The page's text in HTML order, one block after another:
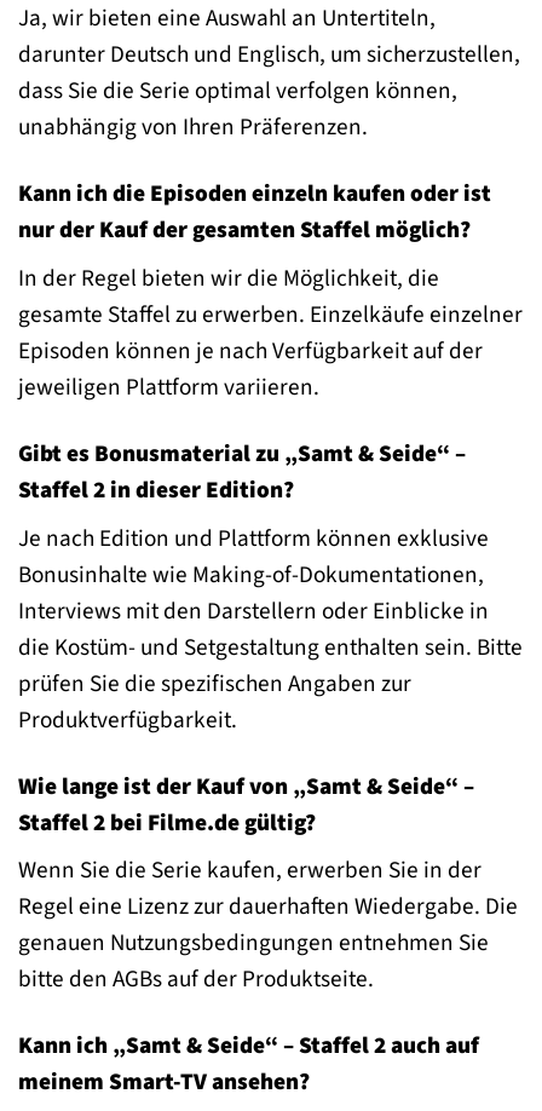
Ja, wir bieten eine Auswahl an Untertiteln,
darunter Deutsch und Englisch, um sicherzustellen,
dass Sie die Serie optimal verfolgen können,
unabhängig von Ihren Präferenzen.
Kann ich die Episoden einzeln kaufen oder ist
nur der Kauf der gesamten Staffel möglich?
In der Regel bieten wir die Möglichkeit, die
gesamte Staffel zu erwerben. Einzelkäufe einzelner
Episoden können je nach Verfügbarkeit auf der
jeweiligen Plattform variieren.
Gibt es Bonusmaterial zu „Samt & Seide“ –
Staffel 2 in dieser Edition?
Je nach Edition und Plattform können exklusive
Bonusinhalte wie Making-of-Dokumentationen,
Interviews mit den Darstellern oder Einblicke in
die Kostüm- und Setgestaltung enthalten sein. Bitte
prüfen Sie die spezifischen Angaben zur
Produktverfügbarkeit.
Wie lange ist der Kauf von „Samt & Seide“ –
Staffel 2 bei Filme.de gültig?
Wenn Sie die Serie kaufen, erwerben Sie in der
Regel eine Lizenz zur dauerhaften Wiedergabe. Die
genauen Nutzungsbedingungen entnehmen Sie
bitte den AGBs auf der Produktseite.
Kann ich „Samt & Seide“ – Staffel 2 auch auf
meinem Smart-TV ansehen?